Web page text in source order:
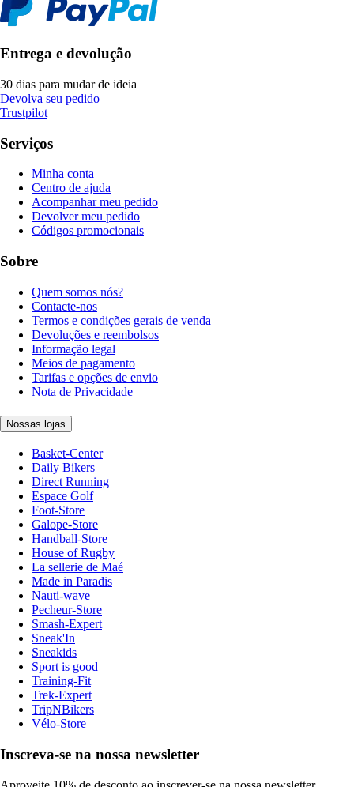
Entrega e devolução
30 dias para mudar de ideia
Devolva seu pedido
Trustpilot
Serviços
Minha conta
Centro de ajuda
Acompanhar meu pedido
Devolver meu pedido
Códigos promocionais
Sobre
Quem somos nós?
Contacte-nos
Termos e condições gerais de venda
Devoluções e reembolsos
Informação legal
Meios de pagamento
Tarifas e opções de envio
Nota de Privacidade
Nossas lojas
Basket-Center
Daily Bikers
Direct Running
Espace Golf
Foot-Store
Galope-Store
Handball-Store
House of Rugby
La sellerie de Maé
Made in Paradis
Nauti-wave
Pecheur-Store
Smash-Expert
Sneak'In
Sneakids
Sport is good
Training-Fit
Trek-Expert
TripNBikers
Vélo-Store
Inscreva-se na nossa newsletter